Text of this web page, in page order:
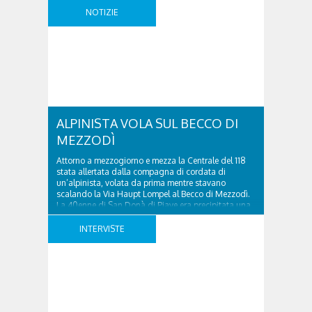
dall’elicottero. Sbarcato nelle vicinanze in hovering, il
NOTIZIE
ALPINISTA VOLA SUL BECCO DI
MEZZODÌ
Attorno a mezzogiorno e mezza la Centrale del 118
stata allertata dalla compagna di cordata di
un’alpinista, volata da prima mentre stavano
scalando la Via Haupt Lompel al Becco di Mezzodì.
La 40enne di San Donà di Piave era precipitata una
quindicina di metri, mentre si trovava sugli ultimi tiri
in prossimità di un camino, ..
INTERVISTE